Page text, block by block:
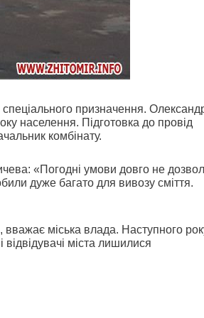
призначення.
населення. Підготовка до провід
комбінату.
«Погодні умови довго не
дуже багато для вивозу сміття.
міська влада. Наступного
міста лишилися